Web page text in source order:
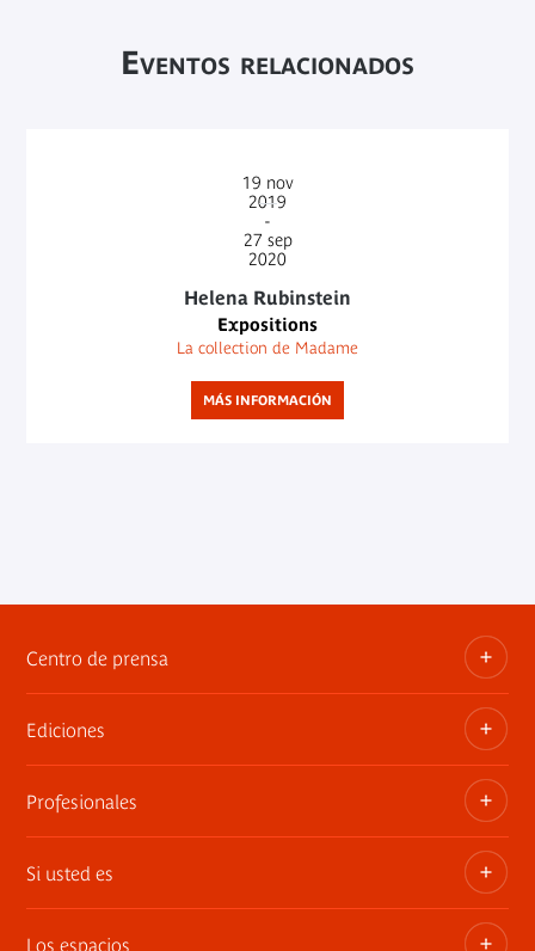
Eventos relacionados
19 nov
2019
-
27 sep
2020
Helena Rubinstein
Expositions
La collection de Madame
MÁS INFORMACIÓN
Centro de prensa
Dosieres, comunicados de prensa, anuncios de
exposiciones
Ediciones
Las publicaciones del museo
Profesionales
Privatiza los espacios
Exposiciones itinerantes
Si usted es
Los espacios